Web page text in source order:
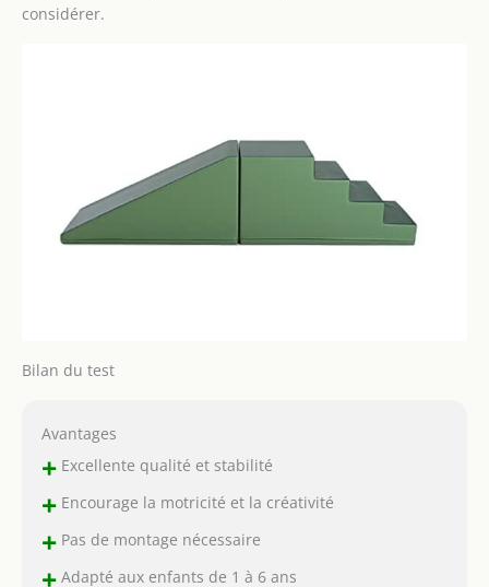
considérer.
Bilan du test
Avantages
+Excellente qualité et stabilité
+Encourage la motricité et la créativité
+Pas de montage nécessaire
+Adapté aux enfants de 1 à 6 ans